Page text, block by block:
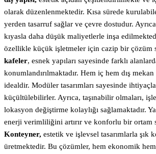
olarak düzenlenmektedir. Kısa sürede
yerden tasarruf sağlar ve çevre dostudur.
kıyasla daha düşük maliyetlerle inşa
özellikle küçük işletmeler için cazip bir çözüm
kafeler, esnek yapıları sayesinde farklı
konumlandırılmaktadır. Hem iç hem dış
idealdir. Modüler tasarımları sayesinde
küçültülebilirler. Ayrıca, taşınabilir olmaları,
lokasyon değiştirme kolaylığı sağlamaktadır.
enerji verimliliğini artırır ve konforlu bir ortam
Konteyner, estetik ve işlevsel tasarımlarla şık
üretmektedir. Bu çözümler, hem ekonomik